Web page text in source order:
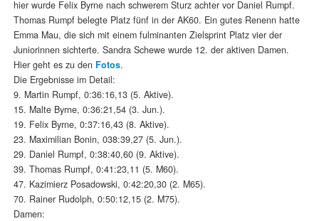
hier wurde Felix Byrne nach schwerem Sturz achter vor Daniel Rumpf.
Thomas Rumpf belegte Platz fünf in der AK60. Ein gutes Renenn hatte
Emma Mau, die sich mit einem fulminanten Zielsprint Platz vier der
Juniorinnen sichterte. Sandra Schewe wurde 12. der aktiven Damen.
Hier geht es zu den Fotos.
Die Ergebnisse im Detail:
9. Martin Rumpf, 0:36:16,13 (5. Aktive).
15. Malte Byrne, 0:36:21,54 (3. Jun.).
19. Felix Byrne, 0:37:16,43 (8. Aktive).
23. Maximilian Bonin, 038:39,27 (5. Jun.).
29. Daniel Rumpf, 0:38:40,60 (9. Aktive).
39. Thomas Rumpf, 0:41:23,11 (5. M60).
47. Kazimierz Posadowski, 0:42:20,30 (2. M65).
70. Rainer Rudolph, 0:50:12,15 (2. M75).
Damen: